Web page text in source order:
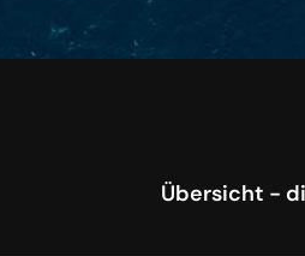
Übersicht -